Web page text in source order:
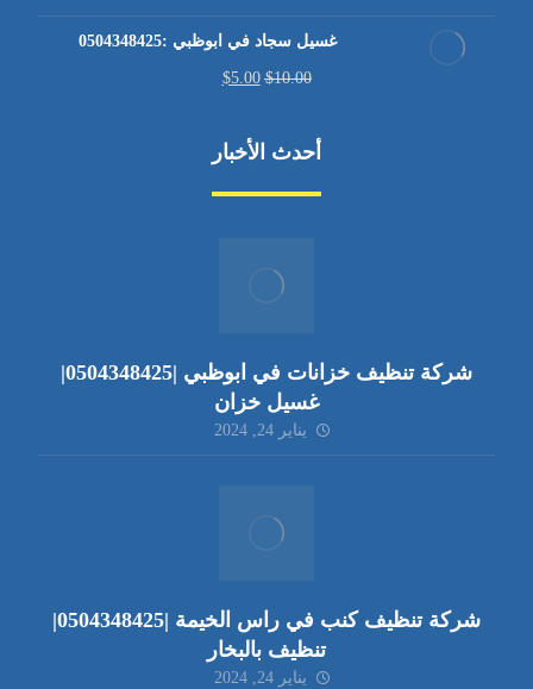
غسيل سجاد في ابوظبي :0504348425
$10.00
$5.00
أحدث الأخبار
شركة تنظيف خزانات في ابوظبي |0504348425|
غسيل خزان
يناير 24, 2024
شركة تنظيف كنب في راس الخيمة |0504348425|
تنظيف بالبخار
يناير 24, 2024